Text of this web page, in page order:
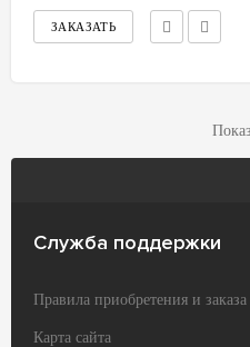
Служба поддержки
Правила приобретения и заказа
Карта сайта